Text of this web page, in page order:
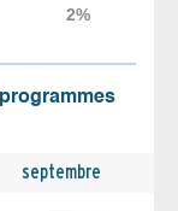
septembre